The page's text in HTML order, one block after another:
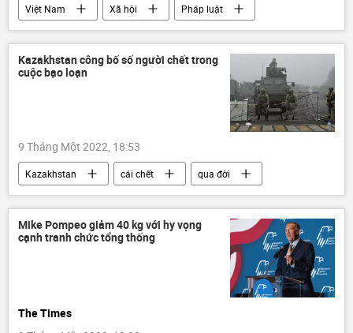
Việt Nam Xã hội Pháp luật
Kazakhstan công bố số người chết trong
cuộc bạo loạn
9 Tháng Một 2022, 18:53
Kazakhstan cái chết
qua đời
Bạo loạn ở Kazakhstan
cuộc biểu tình
Mike Pompeo giảm 40 kg với hy vọng
cạnh tranh chức tổng thống
The Times